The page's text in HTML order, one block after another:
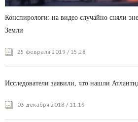
Конспирологи: на видео случайно сняли
Земли
25 февраля 2019 / 15:28
Исследователи заявили, что нашли
03 декабря 2018 / 11:19